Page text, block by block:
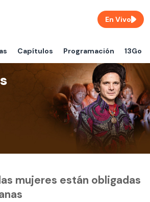
Capítulos Programación 13Go
En Vivo
mujeres están obligadas